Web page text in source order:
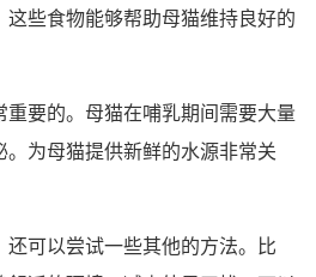
这些食物能够帮助母猫维持良好的
要的。母猫在哺乳期间需要大量
。为母猫提供新鲜的水源非常关
还可以尝试一些其他的方法。比